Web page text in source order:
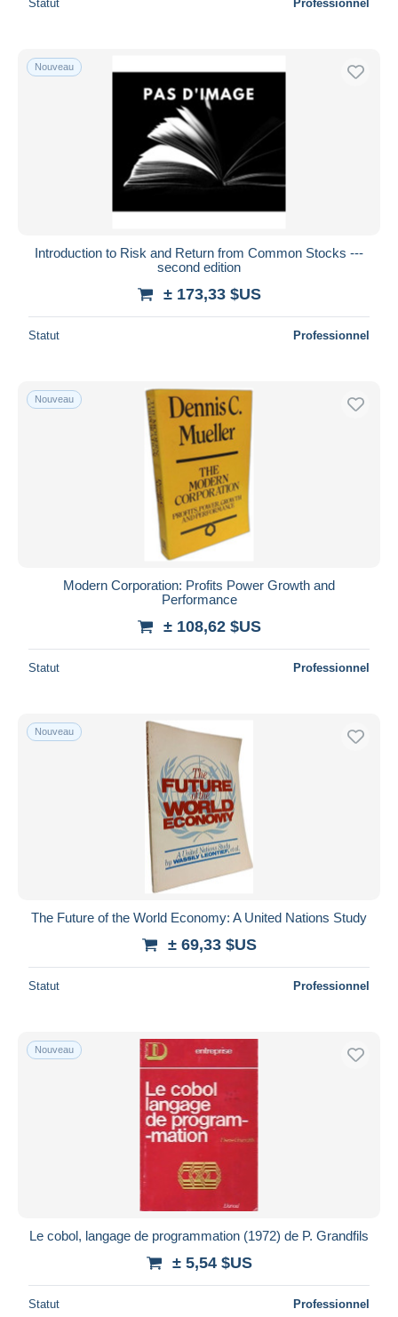
Statut Professionnel
Nouveau
Introduction to Risk and Return from Common Stocks ---
second edition
± 173,33 $US
Statut Professionnel
Nouveau
Modern Corporation: Profits Power Growth and
Performance
± 108,62 $US
Statut Professionnel
Nouveau
The Future of the World Economy: A United Nations Study
± 69,33 $US
Statut Professionnel
Nouveau
Le cobol, langage de programmation (1972) de P. Grandfils
± 5,54 $US
Statut Professionnel